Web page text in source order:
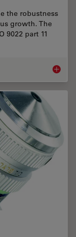
the robustness
growth. The
9022 part 11
ISO